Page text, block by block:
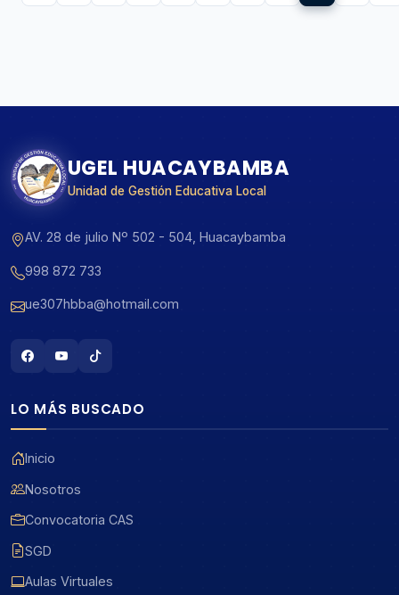
UGEL HUACAYBAMBA
Unidad de Gestión Educativa Local
AV. 28 de julio Nº 502 - 504, Huacaybamba
998 872 733
ue307hbba@hotmail.com
LO MÁS BUSCADO
Inicio
Nosotros
Convocatoria CAS
SGD
Aulas Virtuales